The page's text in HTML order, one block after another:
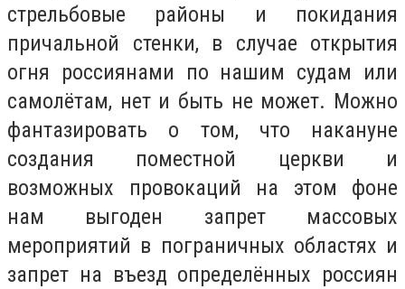
стрельбовые районы и покидания
причальной стенки, в случае открытия
огня россиянами по нашим судам или
самолётам, нет и быть не может. Можно
фантазировать о том, что накануне
создания поместной церкви и
возможных провокаций на этом фоне
нам выгоден запрет массовых
мероприятий в пограничных областях и
запрет на въезд определённых россиян